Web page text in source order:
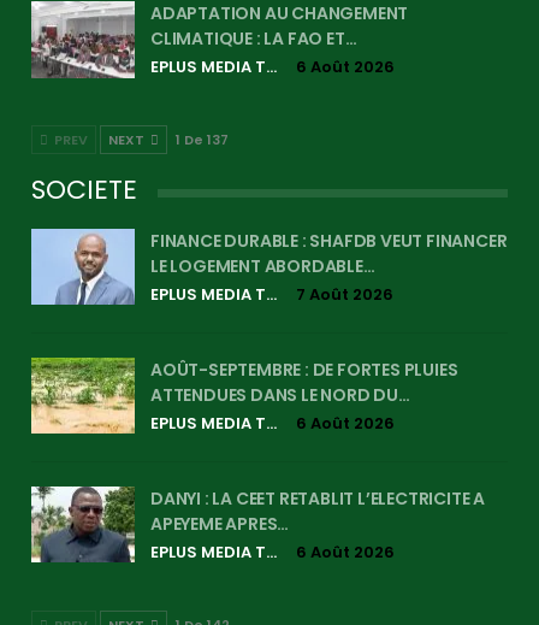
ADAPTATION AU CHANGEMENT
CLIMATIQUE : LA FAO ET…
EPLUS MEDIA TV 6 Août 2026
PREV NEXT 1 De 137
SOCIETE
FINANCE DURABLE : SHAFDB VEUT FINANCER
LE LOGEMENT ABORDABLE…
EPLUS MEDIA TV 7 Août 2026
AOÛT-SEPTEMBRE : DE FORTES PLUIES
ATTENDUES DANS LE NORD DU…
EPLUS MEDIA TV 6 Août 2026
DANYI : LA CEET RETABLIT L’ELECTRICITE A
APEYEME APRES…
EPLUS MEDIA TV 6 Août 2026